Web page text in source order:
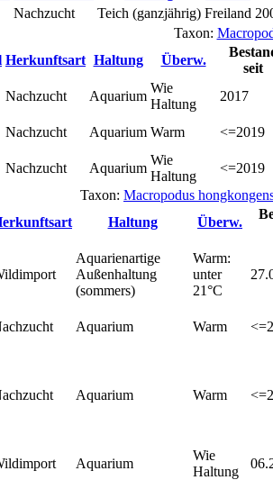
Nachzucht Teich (ganzjährig) Freiland
Taxon:
Herkunftsart Haltung Überw.
seit
Nachzucht Aquarium
Wie
Haltung
2017
Nachzucht Aquarium Warm
<=2019
Nachzucht Aquarium
Wie
Haltung
<=2019
Taxon: Macropodus
Haltung Überw.
Aquarienartige
Außenhaltung
(sommers)
Warm:
unter
21°C
Aquarium Warm
Aquarium Warm
Aquarium
Wie
Haltung